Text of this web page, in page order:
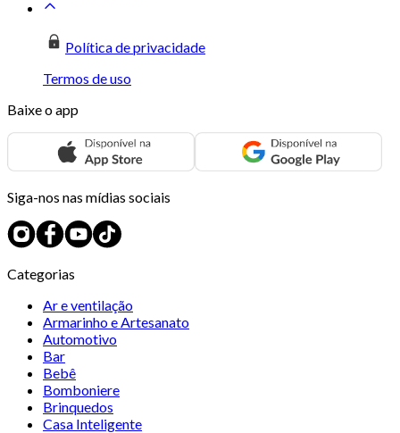
Política de privacidade
Termos de uso
Baixe o app
Siga-nos nas mídias sociais
Categorias
Ar e ventilação
Armarinho e Artesanato
Automotivo
Bar
Bebê
Bomboniere
Brinquedos
Casa Inteligente